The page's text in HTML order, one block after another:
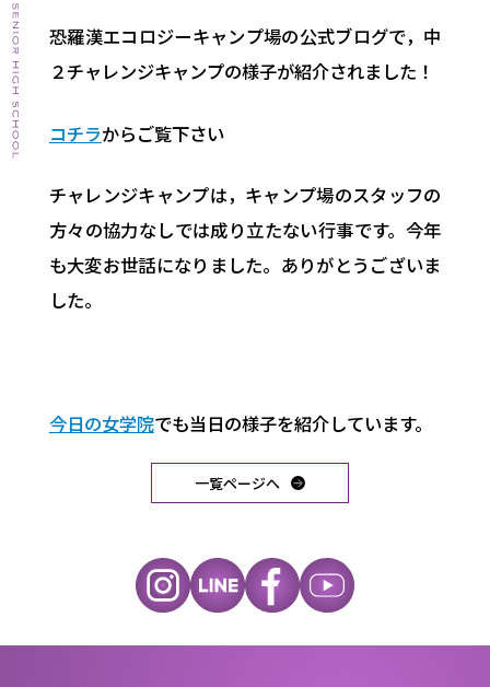
恐羅漢エコロジーキャンプ場の公式ブログで，中
２チャレンジキャンプの様子が紹介されました！
コチラからご覧下さい
チャレンジキャンプは，キャンプ場のスタッフの
方々の協力なしでは成り立たない行事です。今年
も大変お世話になりました。ありがとうございま
した。
今日の女学院でも当日の様子を紹介しています。
一覧ページへ